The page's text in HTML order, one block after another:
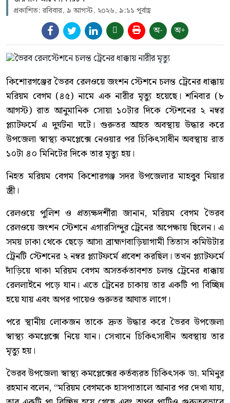
প্রকাশিত: রবিবার, ৯ আগস্ট, ২০২৬, ৯:১১ পূর্বাহ্ণ
অ- অ+
কিশোরগঞ্জের ভৈরব রেলওয়ে জংশন স্টেশনে চলন্ত ট্রেনের ধাক্কায়
মরিয়ম বেগম (৪৫) নামে এক নারীর মৃত্যু হয়েছে। শনিবার (৮
আগস্ট) রাত আনুমানিক সোয়া ১০টার দিকে স্টেশনের ২ নম্বর
প্ল্যাটফর্মে এ দুর্ঘটনা ঘটে। গুরুতর আহত অবস্থায় উদ্ধার করে
উপজেলা স্বাস্থ্য কমপ্লেক্সে নেওয়ার পর চিকিৎসাধীন অবস্থায় রাত
১০টা ৪০ মিনিটের দিকে তার মৃত্যু হয়।
নিহত মরিয়ম বেগম কিশোরগঞ্জ সদর উপজেলার মাহবুব মিয়ার
স্ত্রী।
রেলওয়ে পুলিশ ও প্রত্যক্ষদর্শীরা জানান, মরিয়ম বেগম ভৈরব
রেলওয়ে জংশন স্টেশনে এগারসিন্দুর ট্রেনের অপেক্ষায় ছিলেন। এ
সময় ঢাকা থেকে ছেড়ে আসা ব্রাহ্মণবাড়িয়াগামী তিতাস কমিউটার
ট্রেনটি স্টেশনের ২ নম্বর প্ল্যাটফর্মে প্রবেশ করছিল। তখন প্ল্যাটফর্মে
দাঁড়িয়ে থাকা মরিয়ম বেগম অসতর্কতাবশত চলন্ত ট্রেনের ধাক্কায়
রেললাইনে পড়ে যান। এতে ট্রেনের চাকায় তার একটি পা বিচ্ছিন্ন
হয়ে যায় এবং অপর পায়েও গুরুতর আঘাত লাগে।
পরে স্থানীয় লোকজন তাকে দ্রুত উদ্ধার করে ভৈরব উপজেলা
স্বাস্থ্য কমপ্লেক্সে নিয়ে যান। সেখানে চিকিৎসাধীন অবস্থায় তার
মৃত্যু হয়।
ভৈরব উপজেলা স্বাস্থ্য কমপ্লেক্সের কর্তব্যরত চিকিৎসক ডা. মমিনুর
রহমান বলেন, “মরিয়ম বেগমকে হাসপাতালে আনার পর দেখা যায়,